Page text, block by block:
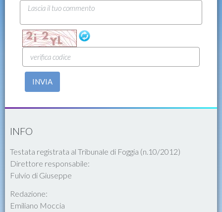
INVIA
INFO
Testata registrata al Tribunale di Foggia (n.10/2012)
Direttore responsabile:
Fulvio di Giuseppe
Redazione:
Emiliano Moccia